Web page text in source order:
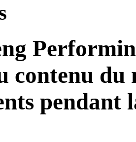
contenu du
pendant